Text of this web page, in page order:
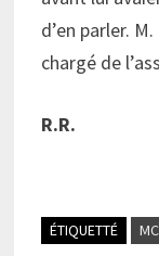
d’en parler.
chargé de
R.R.
ÉTIQUETTÉ